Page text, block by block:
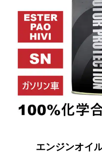
エンジンオイ